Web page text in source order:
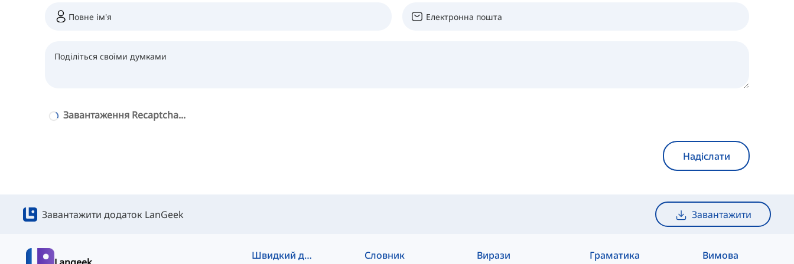
Завантаження Recaptcha...
Надіслати
Завантажити додаток LanGeek Завантажити
Швидкий доступ Словник Вирази Граматика Вимова